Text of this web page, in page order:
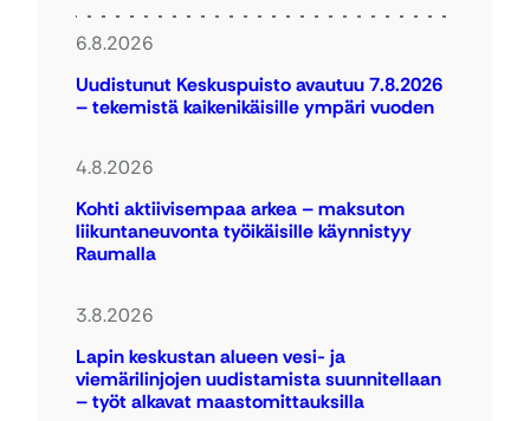
6.8.2026
Uudistunut Keskuspuisto avautuu 7.8.2026
– tekemistä kaikenikäisille ympäri vuoden
4.8.2026
Kohti aktiivisempaa arkea – maksuton
liikuntaneuvonta työikäisille käynnistyy
Raumalla
3.8.2026
Lapin keskustan alueen vesi- ja
viemärilinjojen uudistamista suunnitellaan
– työt alkavat maastomittauksilla